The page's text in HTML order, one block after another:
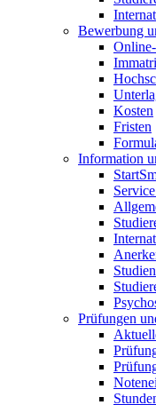
Bewerbung
Kosten
Fristen
Information
Prüfungen